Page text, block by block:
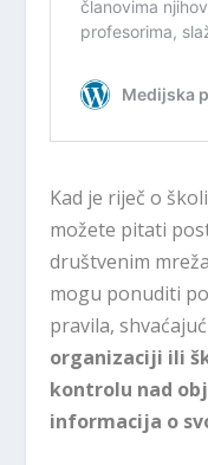
Kad je riječ o
možete pitati
društvenim
mogu ponuditi
pravila,
organizaciji ili
kontrolu nad
informacija o